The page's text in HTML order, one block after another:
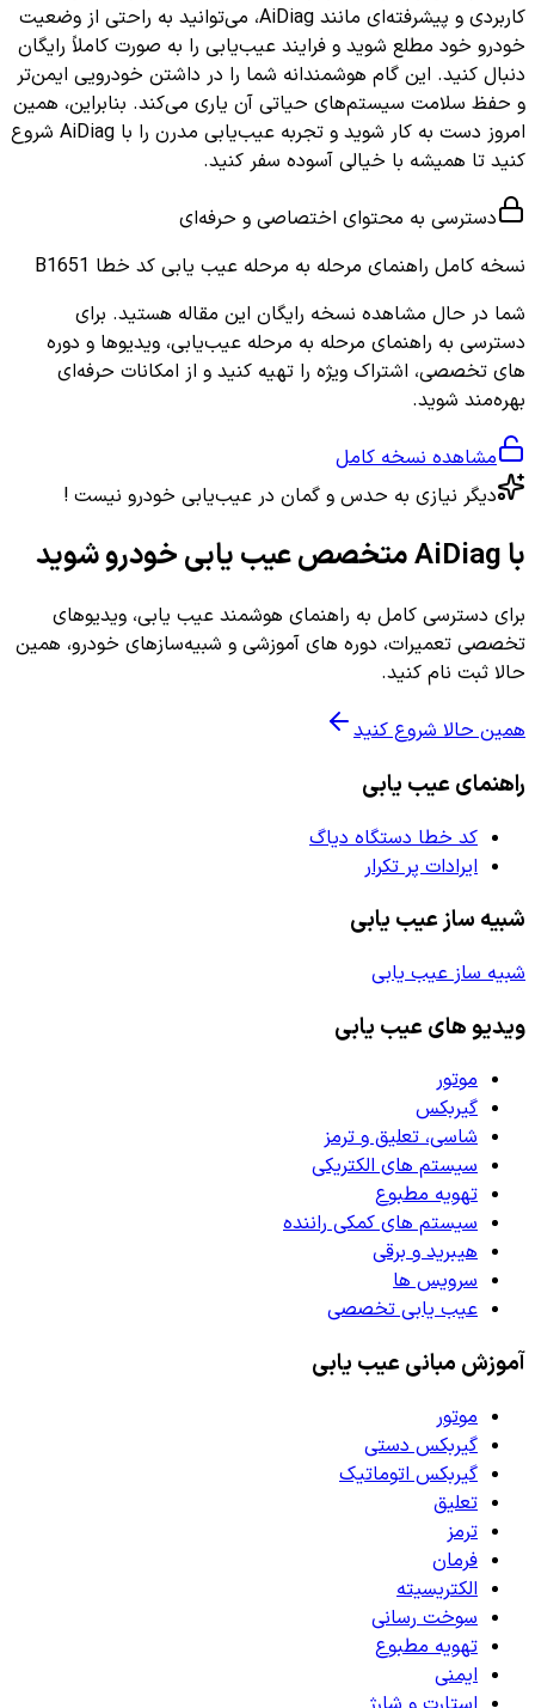
کاربردی و پیشرفته‌ای مانند AiDiag، می‌توانید به راحتی از وضعیت
خودرو خود مطلع شوید و فرایند عیب‌یابی را به صورت کاملاً رایگان
دنبال کنید. این گام هوشمندانه شما را در داشتن خودرویی ایمن‌تر
و حفظ سلامت سیستم‌های حیاتی آن یاری می‌کند. بنابراین، همین
امروز دست به کار شوید و تجربه عیب‌یابی مدرن را با AiDiag شروع
کنید تا همیشه با خیالی آسوده سفر کنید.
دسترسی به محتوای اختصاصی و حرفه‌ای
نسخه کامل راهنمای مرحله به مرحله عیب یابی کد خطا B1651
شما در حال مشاهده نسخه رایگان این مقاله هستید. برای
دسترسی به راهنمای مرحله به مرحله عیب‌یابی، ویدیوها و دوره
های تخصصی، اشتراک ویژه را تهیه کنید و از امکانات حرفه‌ای
بهره‌مند شوید.
مشاهده نسخه کامل
دیگر نیازی به حدس و گمان در عیب‌یابی خودرو نیست !
با AiDiag متخصص عیب یابی خودرو شوید
برای دسترسی کامل به راهنمای هوشمند عیب یابی، ویدیوهای
تخصصی تعمیرات، دوره های آموزشی و شبیه‌سازهای خودرو، همین
حالا ثبت نام کنید.
همین حالا شروع کنید
راهنمای عیب یابی
کد خطا دستگاه دیاگ
ایرادات پر تکرار
شبیه ساز عیب یابی
شبیه ساز عیب یابی
ویدیو های عیب یابی
موتور
گیربکس
شاسی، تعلیق و ترمز
سیستم های الکتریکی
تهویه مطبوع
سیستم های کمکی راننده
هیبرید و برقی
سرویس ها
عیب یابی تخصصی
آموزش مبانی عیب یابی
موتور
گیربکس دستی
گیربکس اتوماتیک
تعلیق
ترمز
فرمان
الکتریسیته
سوخت رسانی
تهویه مطبوع
ایمنی